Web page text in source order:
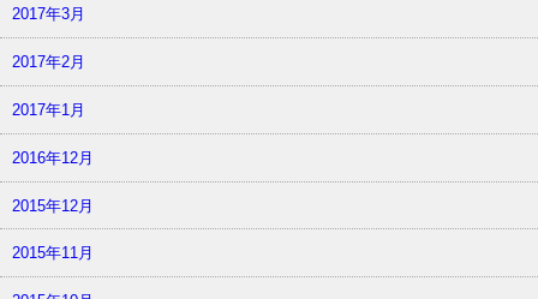
2017年3月
2017年2月
2017年1月
2016年12月
2015年12月
2015年11月